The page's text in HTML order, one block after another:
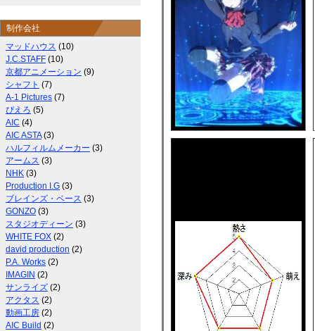
制作会社
マッドハウス (10)
J.C.STAFF (10)
京都アニメーション (9)
シャフト (7)
A-1 Pictures (7)
ぴえろ (5)
AIC (4)
AIC ASTA(3)
ハルフィルムメーカー (3)
アームス (3)
NHK (3)
Production I.G (3)
ブレインズ・ベース (3)
GONZO (3)
スタジオディーン (3)
WHITE FOX (2)
david production (2)
P.A. Works (2)
IMAGIN (2)
サンライズ (2)
アクタス (2)
動画工房 (2)
AIC Build (2)